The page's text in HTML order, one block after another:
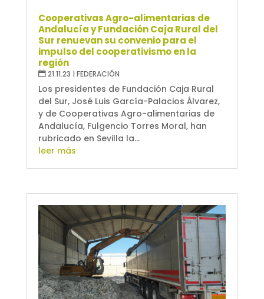
Cooperativas Agro-alimentarias de
Andalucía y Fundación Caja Rural del
Sur renuevan su convenio para el
impulso del cooperativismo en la
región
21.11.23 | FEDERACIÓN
Los presidentes de Fundación Caja Rural
del Sur, José Luis García-Palacios Álvarez,
y de Cooperativas Agro-alimentarias de
Andalucía, Fulgencio Torres Moral, han
rubricado en Sevilla la...
leer más